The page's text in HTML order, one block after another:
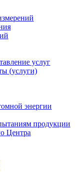
услуг
(услуги)
энергии
продукции
Центра